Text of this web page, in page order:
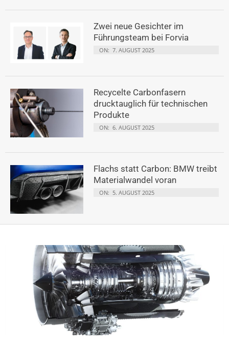
Zwei neue Gesichter im
Führungsteam bei Forvia
ON: 7. AUGUST 2025
Recycelte Carbonfasern
drucktauglich für technischen
Produkte
ON: 6. AUGUST 2025
Flachs statt Carbon: BMW treibt
Materialwandel voran
ON: 5. AUGUST 2025